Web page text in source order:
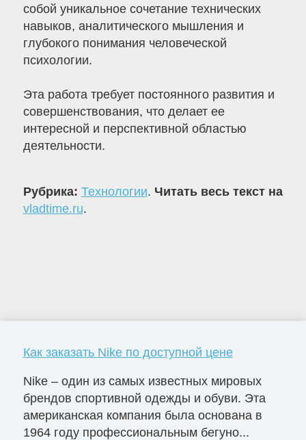
собой уникальное сочетание технических
навыков, аналитического мышления и
глубокого понимания человеческой
психологии.
Эта работа требует постоянного развития и
совершенствования, что делает ее
интересной и перспективной областью
деятельности.
Рубрика: Технологии. Читать весь текст на
vladtime.ru.
Как заказать Nike по доступной цене
Nike – один из самых известных мировых
брендов спортивной одежды и обуви. Эта
американская компания была основана в
1964 году профессиональным бегуно...